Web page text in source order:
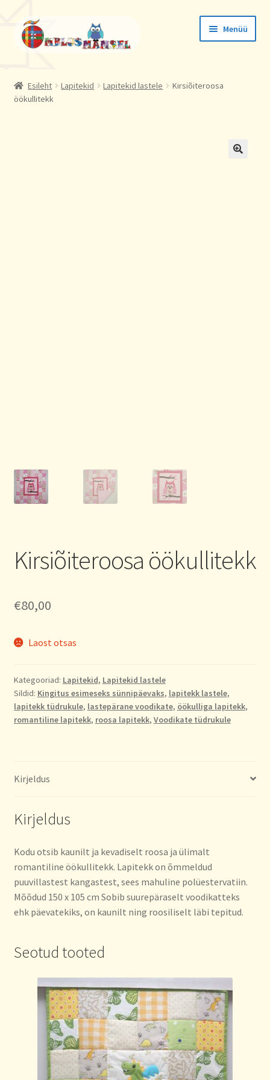
Liigu
navigeerimisele
Liigu
sisu
juurde
Menüü
Konto andmed
Esileht Lapitekid Lapitekid lastele
Kirsiõiteroosa
öökullitekk
Kirsiõiteroosa öökullitekk
€80,00
Laost otsas
Kategooriad: Lapitekid, Lapitekid lastele
Sildid: Kingitus esimeseks sünnipäevaks, lapitekk lastele,
lapitekk tüdrukule, lastepärane voodikate, öökulliga lapitekk,
romantiline lapitekk, roosa lapitekk, Voodikate tüdrukule
Kirjeldus
Kirjeldus
Kodu otsib kaunilt ja kevadiselt roosa ja ülimalt
romantiline öökullitekk. Lapitekk on õmmeldud
puuvillastest kangastest, sees mahuline polüestervatiin.
Mõõdud 150 x 105 cm Sobib suurepäraselt voodikatteks
ehk päevatekiks, on kaunilt ning roosiliselt läbi tepitud.
Seotud tooted